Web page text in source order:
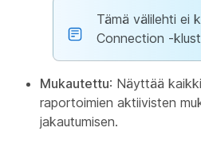
Tämä välilehti ei
Connection -
Mukautettu: Näyttää
raportoimien aktiivisten
jakautumisen.